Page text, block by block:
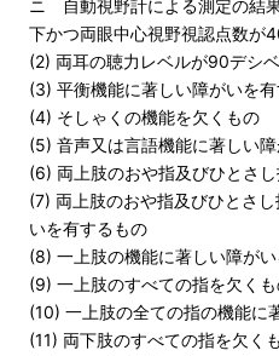
ニ 自動視野計による測定の結
下かつ両眼中心視野視認点数が
(2) 両耳の聴力レベルが90デシ
(3) 平衡機能に著しい障がいを
(4) そしゃくの機能を欠くもの
(5) 音声又は言語機能に著しい
(6) 両上肢のおや指及びひとさ
(7) 両上肢のおや指及びひとさ
いを有するもの
(8) 一上肢の機能に著しい障が
(9) 一上肢のすべての指を欠く
(10) 一上肢の全ての指の機能に
(11) 両下肢のすべての指を欠く